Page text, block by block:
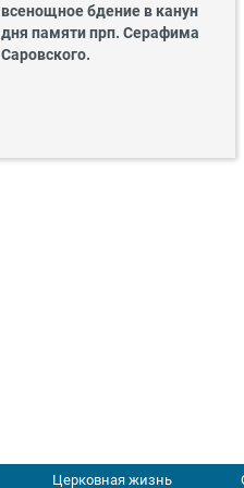
всенощное бдение в канун
дня памяти прп. Серафима
Саровского.
Церковная жизнь